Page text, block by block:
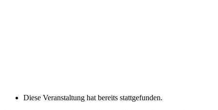
Diese Veranstaltung hat bereits stattgefunden.